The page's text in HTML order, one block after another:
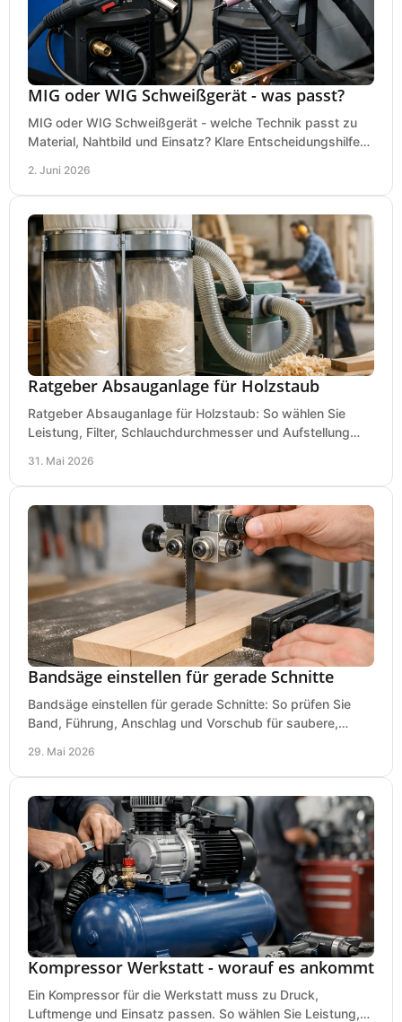
MIG oder WIG Schweißgerät - was passt?
MIG oder WIG Schweißgerät - welche Technik passt zu
Material, Nahtbild und Einsatz? Klare Entscheidungshilfe
2. Juni 2026
Ratgeber Absauganlage für Holzstaub
Ratgeber Absauganlage für Holzstaub: So wählen Sie
Leistung, Filter, Schlauchdurchmesser und Aufstellung
31. Mai 2026
Bandsäge einstellen für gerade Schnitte
Bandsäge einstellen für gerade Schnitte: So prüfen Sie
Band, Führung, Anschlag und Vorschub für saubere,
29. Mai 2026
Kompressor Werkstatt - worauf es ankommt
Ein Kompressor für die Werkstatt muss zu Druck,
Luftmenge und Einsatz passen. So wählen Sie Leistung,